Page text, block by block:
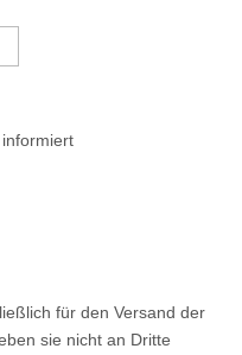
für den Versand der
sie nicht an Dritte